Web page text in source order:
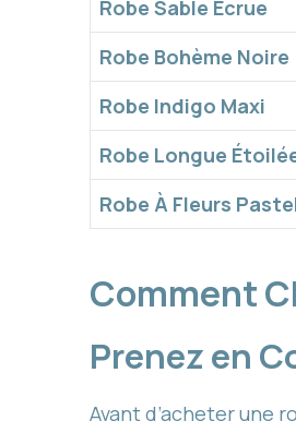
Robe Sable Écrue
Robe Bohème Noire
Robe Indigo Maxi
Robe Longue
Robe À Fleurs
Comment
Prenez en
Avant d’acheter une